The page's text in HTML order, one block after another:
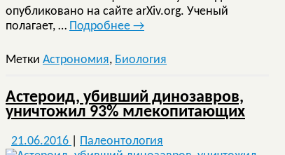
опубликовано на сайте arXiv.org. Ученый
полагает, … Подробнее →
Метки Астрономия, Биология
Астероид, убивший динозавров,
уничтожил 93% млекопитающих
21.06.2016 Палеонтология